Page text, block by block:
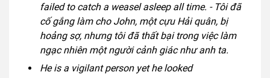
failed to catch a weasel asleep all time. - Tôi đã
cố gắng làm cho John, một cựu Hải quân, bị
hoảng sợ, nhưng tôi đã thất bại trong việc làm
ngạc nhiên một người cảnh giác như anh ta.
He is a vigilant person yet he looked